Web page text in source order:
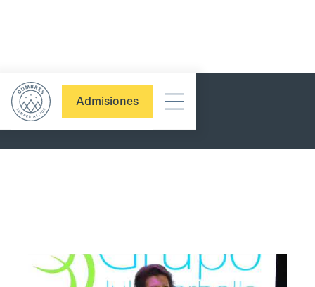
Admisiones
CB TALKS